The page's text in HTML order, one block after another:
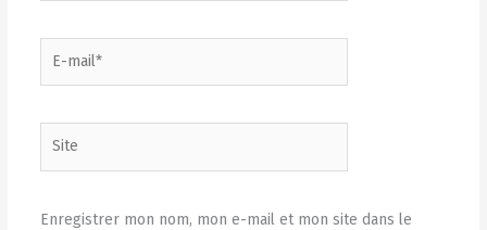
mail*
Enregistrer mon nom, mon e-mail et mon site dans le